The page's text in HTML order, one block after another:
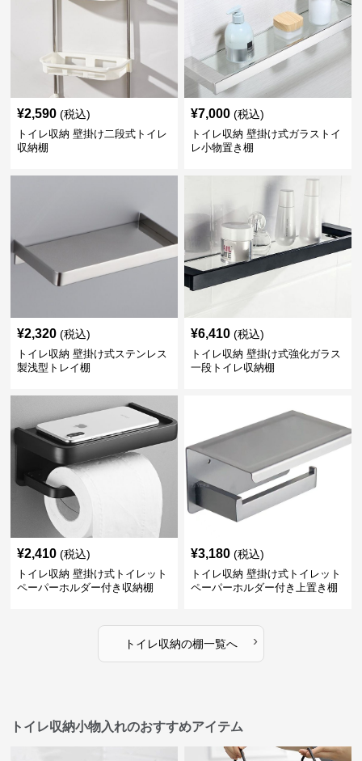
¥2,590 (税込)
トイレ収納 壁掛け二段式トイレ
収納棚
¥7,000 (税込)
トイレ収納 壁掛け式ガラストイ
レ小物置き棚
¥2,320 (税込)
トイレ収納 壁掛け式ステンレス
製浅型トレイ棚
¥6,410 (税込)
トイレ収納 壁掛け式強化ガラス
一段トイレ収納棚
¥2,410 (税込)
トイレ収納 壁掛け式トイレット
ペーパーホルダー付き収納棚
¥3,180 (税込)
トイレ収納 壁掛け式トイレット
ペーパーホルダー付き上置き棚
トイレ収納の棚一覧へ ›
トイレ収納小物入れのおすすめアイテム